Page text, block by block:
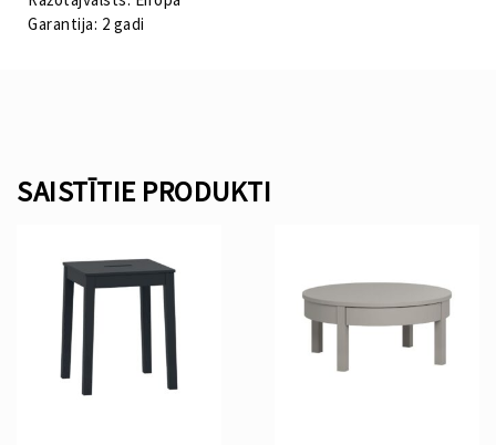
Garantija: 2 gadi
SAISTĪTIE PRODUKTI